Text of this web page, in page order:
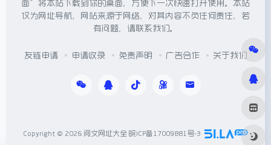
面”将本站下载到你的桌面，方便下一次快速打开使用。本站
仅为网址导航，网站来源于网络，对其内容不负任何责任，若
有问题，请联系我们。
友链申请 申请收录 免责声明 广告合作 关于我们
Copyright © 2026 阅文网址大全 皖ICP备17009881号-3